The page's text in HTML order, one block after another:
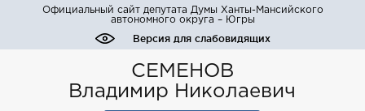
Официальный сайт депутата Думы Ханты-Мансийского
автономного округа – Югры
Версия для слабовидящих
СЕМЕНОВ
Владимир Николаевич